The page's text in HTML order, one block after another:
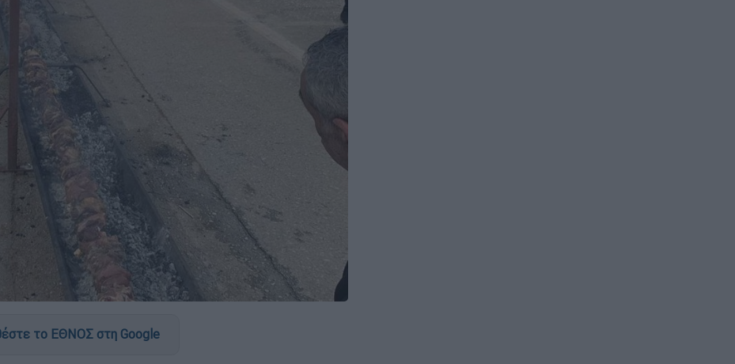
το ΕΘΝΟΣ στη Google